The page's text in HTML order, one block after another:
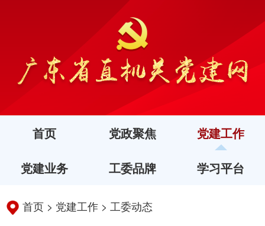
首页 党政聚焦 党建工作
党建业务 工委品牌 学习平台
首页 > 党建工作 > 工委动态